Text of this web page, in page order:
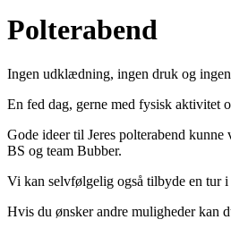
Polterabend
Ingen udklædning, ingen druk og
En fed dag, gerne med fysisk aktivitet
Gode ideer til Jeres polterabend
BS og team Bubber.
Vi kan selvfølgelig også tilbyde en tur
Hvis du ønsker andre muligheder kan